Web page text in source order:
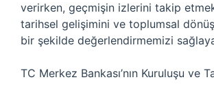
verirken, geçmişin izlerini takip
tarihsel gelişimini ve toplumsal
bir şekilde değerlendirmemizi
TC Merkez Bankası’nın Kuruluşu ve